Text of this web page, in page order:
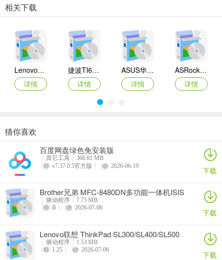
相关下载
Lenovo联想 Ideapad Z465/Z565系列笔记本 声卡驱动
详情
捷波TI61AG-A主板BIOS
详情
ASUS华硕F1A55-M LX3 R2.0主板BIOS
详情
ASRock华擎IMB-A160主板BIOS
详情
奥睿科PAS3062-2E/PAS3062-2S/PAS3064-2S2E系列扩展卡驱动
详情
Canon佳能 PowerShot A310 WIA驱动
详情
AMD Mobility Radeon HD 2000/HD 3000/HD 4000/HD 5000系列移动显卡催化剂驱动
映泰Hi-Fi H77S 5.x主板BIOS
猜你喜欢
百度网盘绿色免安装版
其它工具
366.81 MB
v7.37.0.5官方版
2026-06-19 下载
Brother兄弟 MFC-8480DN多功能一体机ISIS
驱动
驱动程序
7.75 MB
B
2026-07-06 下载
Lenovo联想 ThinkPad SL300/SL400/SL500
笔记本BIOS
驱动程序
1.53 MB
1.25
2026-07-06 下载